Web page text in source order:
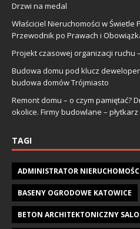
Drzwi na medal
Właściciel Nieruchomości w
Przewodnik po Prawach i
Projekt czasowej organizacji ruchu
Budowa domu pod klucz
budowa domów Trójmiasto
Remont domu – o czym pamiętać?
okolice. Firmy budowlane – płytkarz
TAGI
ADMINISTRATOR
BASENY OGRODOWE KATOWICE
BETON ARCHITEKTONICZNY